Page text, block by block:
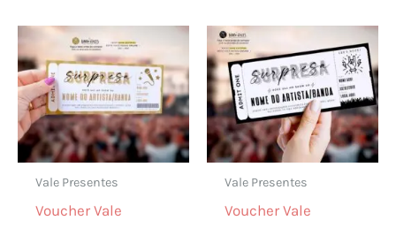
Vale Presentes
Voucher Vale
Vale Presentes
Voucher Vale